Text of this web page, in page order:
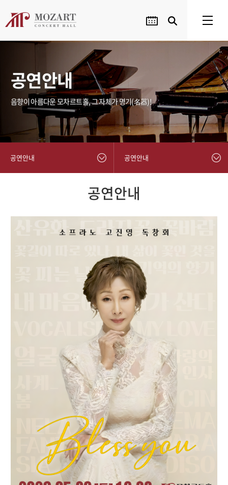
공연안내
음향이 아름다운 모차르트홀, 그 자체가 명기(名器)!
공연안내 공연안내
공연안내